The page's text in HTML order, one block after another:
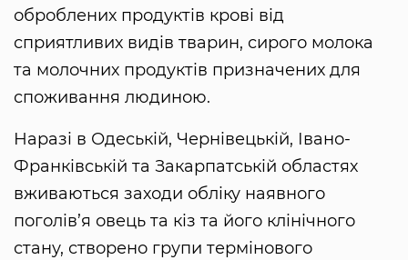
оброблених продуктів крові від
сприятливих видів тварин, сирого молока
та молочних продуктів призначених для
споживання людиною.
Наразі в Одеській, Чернівецькій, Івано-
Франківській та Закарпатській областях
вживаються заходи обліку наявного
поголів’я овець та кіз та його клінічного
стану, створено групи термінового